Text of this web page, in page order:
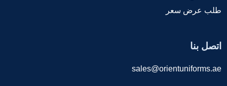
طلب عرض سعر
اتصل بنا
sales@orientuniforms.ae